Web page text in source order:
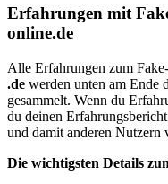
Erfahrungen mit
online.de
Alle Erfahrungen zum
.de werden unten am Ende
gesammelt. Wenn du
du deinen
und damit anderen Nutzern
Die wichtigsten Details